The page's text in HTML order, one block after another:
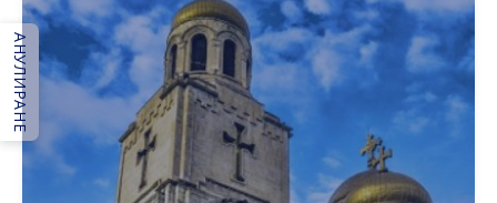
АНУЛИРАНЕ